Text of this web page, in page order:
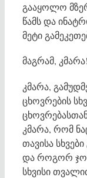
გააყოლო
წამს და
მეტი
მაგრამ, კმარა!
კმარა,
ცხოვრების
კმარა, რომ
თავისა
და როგორ
სხვისი